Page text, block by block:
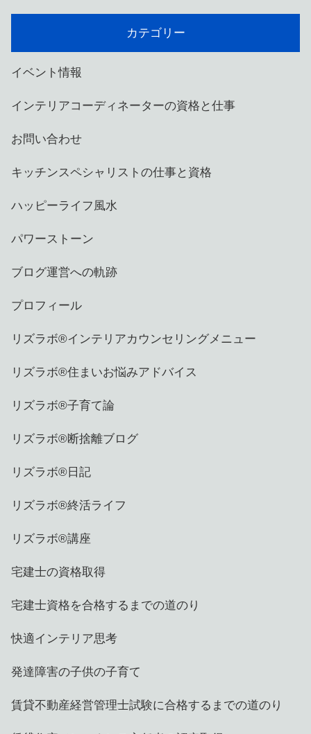
カテゴリー
イベント情報
インテリアコーディネーターの資格と仕事
お問い合わせ
キッチンスペシャリストの仕事と資格
ハッピーライフ風水
パワーストーン
ブログ運営への軌跡
プロフィール
リズラボ®️インテリアカウンセリングメニュー
リズラボ®️住まいお悩みアドバイス
リズラボ®️子育て論
リズラボ®️断捨離ブログ
リズラボ®️日記
リズラボ®️終活ライフ
リズラボ®️講座
宅建士の資格取得
宅建士資格を合格するまでの道のり
快適インテリア思考
発達障害の子供の子育て
賃貸不動産経営管理士試験に合格するまでの道のり